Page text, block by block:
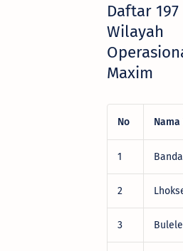
Daftar 197
Wilayah
Maxim
No
1
2
3